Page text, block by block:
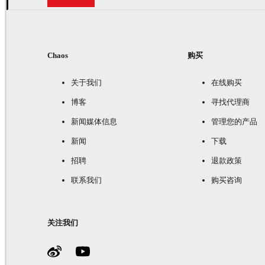
Chaos
关于我们
博客
新闻媒体信息
新闻
招聘
联系我们
购买
在线购买
寻找代理商
管理您的产品
下载
退款政策
购买咨询
关注我们